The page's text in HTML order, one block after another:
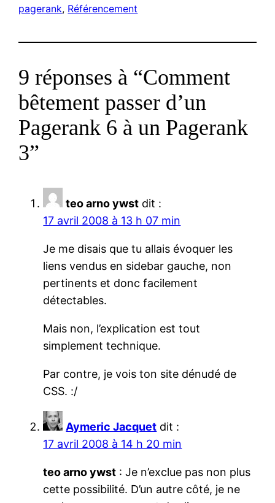
pagerank, Référencement
9 réponses à “Comment
bêtement passer d’un
Pagerank 6 à un Pagerank
3”
teo arno ywst dit :
17 avril 2008 à 13 h 07 min
Je me disais que tu allais évoquer les
liens vendus en sidebar gauche, non
pertinents et donc facilement
détectables.
Mais non, l’explication est tout
simplement technique.
Par contre, je vois ton site dénudé de
CSS. :/
Aymeric Jacquet dit :
17 avril 2008 à 14 h 20 min
teo arno ywst : Je n’exclue pas non plus
cette possibilité. D’un autre côté, je ne